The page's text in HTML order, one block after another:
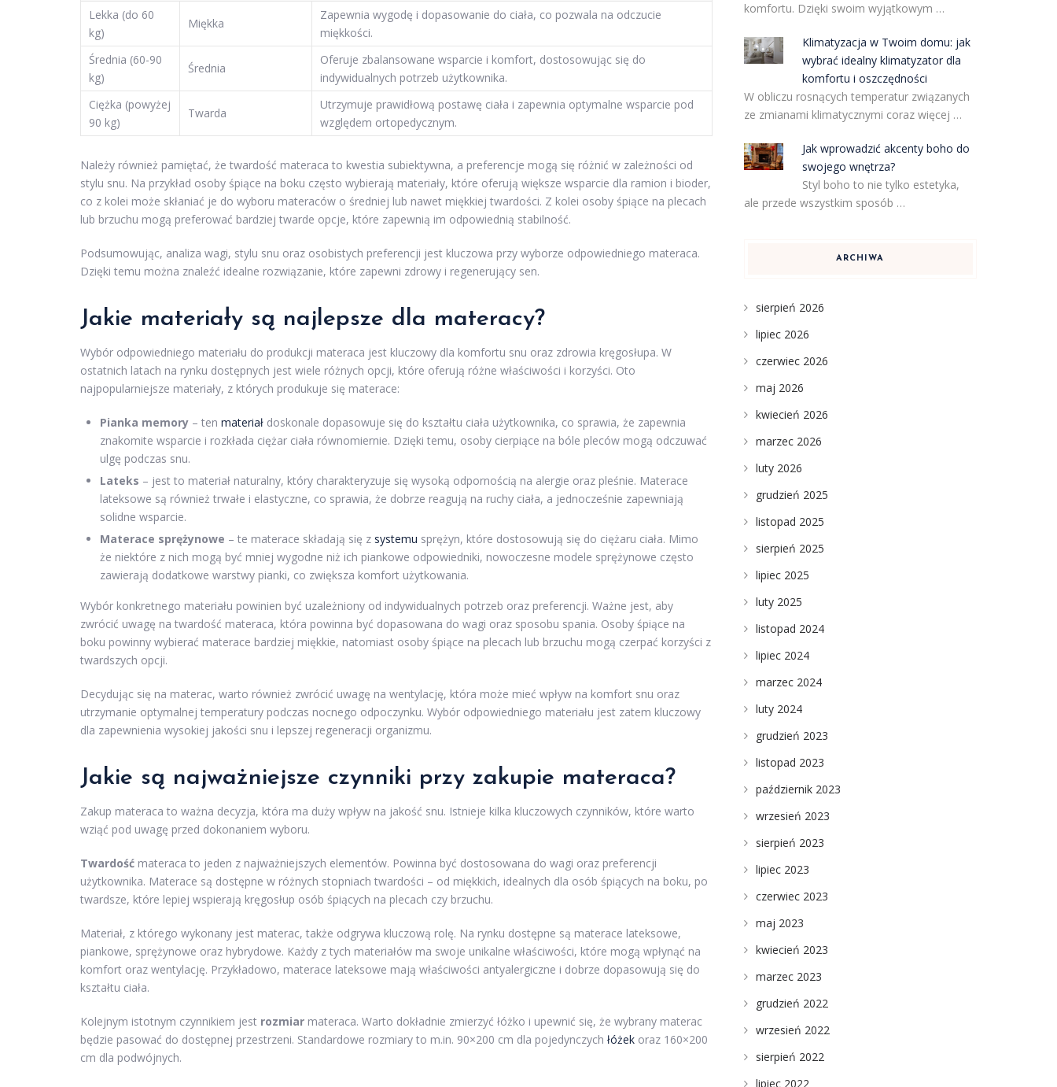
Lekka (do 60
kg)
Miękka
Zapewnia wygodę i dopasowanie do ciała, co pozwala na odczucie
miękkości.
Średnia (60-90
kg)
Średnia
Oferuje zbalansowane wsparcie i komfort, dostosowując się do
indywidualnych potrzeb użytkownika.
Ciężka (powyżej
90 kg)
Twarda
Utrzymuje prawidłową postawę ciała i zapewnia optymalne wsparcie pod
względem ortopedycznym.
Należy również pamiętać, że twardość materaca to kwestia subiektywna, a preferencje mogą się różnić w zależności od
stylu snu. Na przykład osoby śpiące na boku często wybierają materiały, które oferują większe wsparcie dla ramion i bioder,
co z kolei może skłaniać je do wyboru materaców o średniej lub nawet miękkiej twardości. Z kolei osoby śpiące na plecach
lub brzuchu mogą preferować bardziej twarde opcje, które zapewnią im odpowiednią stabilność.
Podsumowując, analiza wagi, stylu snu oraz osobistych preferencji jest kluczowa przy wyborze odpowiedniego materaca.
Dzięki temu można znaleźć idealne rozwiązanie, które zapewni zdrowy i regenerujący sen.
Jakie materiały są najlepsze dla materacy?
Wybór odpowiedniego materiału do produkcji materaca jest kluczowy dla komfortu snu oraz zdrowia kręgosłupa. W
ostatnich latach na rynku dostępnych jest wiele różnych opcji, które oferują różne właściwości i korzyści. Oto
najpopularniejsze materiały, z których produkuje się materace:
Pianka memory – ten materiał doskonale dopasowuje się do kształtu ciała użytkownika, co sprawia, że zapewnia
znakomite wsparcie i rozkłada ciężar ciała równomiernie. Dzięki temu, osoby cierpiące na bóle pleców mogą odczuwać
ulgę podczas snu.
Lateks – jest to materiał naturalny, który charakteryzuje się wysoką odpornością na alergie oraz pleśnie. Materace
lateksowe są również trwałe i elastyczne, co sprawia, że dobrze reagują na ruchy ciała, a jednocześnie zapewniają
solidne wsparcie.
Materace sprężynowe – te materace składają się z systemu sprężyn, które dostosowują się do ciężaru ciała. Mimo
że niektóre z nich mogą być mniej wygodne niż ich piankowe odpowiedniki, nowoczesne modele sprężynowe często
zawierają dodatkowe warstwy pianki, co zwiększa komfort użytkowania.
Wybór konkretnego materiału powinien być uzależniony od indywidualnych potrzeb oraz preferencji. Ważne jest, aby
zwrócić uwagę na twardość materaca, która powinna być dopasowana do wagi oraz sposobu spania. Osoby śpiące na
boku powinny wybierać materace bardziej miękkie, natomiast osoby śpiące na plecach lub brzuchu mogą czerpać korzyści z
twardszych opcji.
Decydując się na materac, warto również zwrócić uwagę na wentylację, która może mieć wpływ na komfort snu oraz
utrzymanie optymalnej temperatury podczas nocnego odpoczynku. Wybór odpowiedniego materiału jest zatem kluczowy
dla zapewnienia wysokiej jakości snu i lepszej regeneracji organizmu.
Jakie są najważniejsze czynniki przy zakupie materaca?
Zakup materaca to ważna decyzja, która ma duży wpływ na jakość snu. Istnieje kilka kluczowych czynników, które warto
wziąć pod uwagę przed dokonaniem wyboru.
Twardość materaca to jeden z najważniejszych elementów. Powinna być dostosowana do wagi oraz preferencji
użytkownika. Materace są dostępne w różnych stopniach twardości – od miękkich, idealnych dla osób śpiących na boku, po
twardsze, które lepiej wspierają kręgosłup osób śpiących na plecach czy brzuchu.
Materiał, z którego wykonany jest materac, także odgrywa kluczową rolę. Na rynku dostępne są materace lateksowe,
piankowe, sprężynowe oraz hybrydowe. Każdy z tych materiałów ma swoje unikalne właściwości, które mogą wpłynąć na
komfort oraz wentylację. Przykładowo, materace lateksowe mają właściwości antyalergiczne i dobrze dopasowują się do
kształtu ciała.
Kolejnym istotnym czynnikiem jest rozmiar materaca. Warto dokładnie zmierzyć łóżko i upewnić się, że wybrany materac
będzie pasować do dostępnej przestrzeni. Standardowe rozmiary to m.in. 90×200 cm dla pojedynczych łóżek oraz 160×200
cm dla podwójnych.
komfortu. Dzięki swoim wyjątkowym …
Klimatyzacja w Twoim domu: jak
wybrać idealny klimatyzator dla
komfortu i oszczędności
W obliczu rosnących temperatur związanych
ze zmianami klimatycznymi coraz więcej …
Jak wprowadzić akcenty boho do
swojego wnętrza?
Styl boho to nie tylko estetyka,
ale przede wszystkim sposób …
ARCHIWA
sierpień 2026
lipiec 2026
czerwiec 2026
maj 2026
kwiecień 2026
marzec 2026
luty 2026
grudzień 2025
listopad 2025
sierpień 2025
lipiec 2025
luty 2025
listopad 2024
lipiec 2024
marzec 2024
luty 2024
grudzień 2023
listopad 2023
październik 2023
wrzesień 2023
sierpień 2023
lipiec 2023
czerwiec 2023
maj 2023
kwiecień 2023
marzec 2023
grudzień 2022
wrzesień 2022
sierpień 2022
lipiec 2022